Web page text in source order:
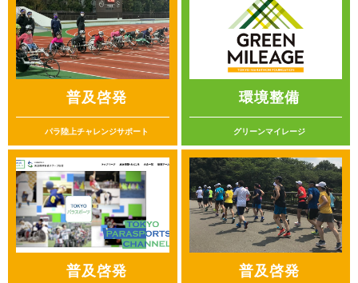
普及啓発
パラ陸上チャレンジサポート
環境整備
グリーンマイレージ
普及啓発 普及啓発